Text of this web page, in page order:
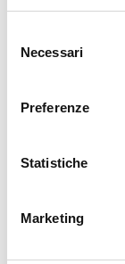
delNecessari
Preferenze
Statistiche
Marketing
è identificata da